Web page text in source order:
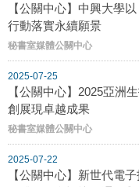
【公關中心】中興大學
行動落實永續願景
秘書室媒體公關中心
2025-07-25
【公關中心】2025亞洲
創展現卓越成果
秘書室媒體公關中心
2025-07-22
【公關中心】新世代電